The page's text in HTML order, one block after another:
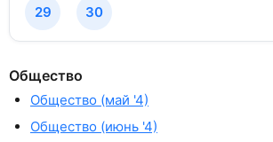
29 30
Общество
Общество (май '4)
Общество (июнь '4)